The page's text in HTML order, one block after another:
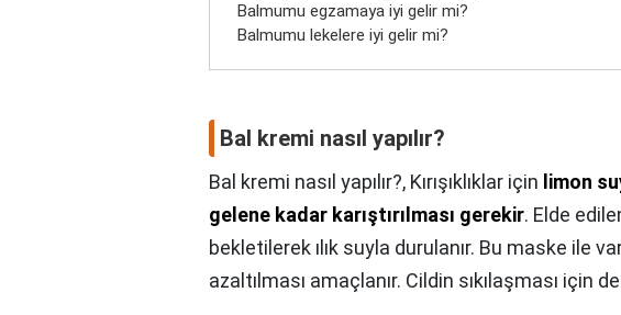
Balmumu egzamaya iyi gelir mi?
Balmumu lekelere iyi gelir mi?
Bal kremi nasıl yapılır?
Bal kremi nasıl yapılır?, Kırışıklıklar için limon
gelene kadar karıştırılması gerekir. Elde
bekletilerek ılık suyla durulanır. Bu maske ile var
azaltılması amaçlanır. Cildin sıkılaşması için